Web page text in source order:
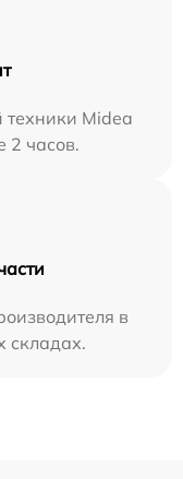
техники Midea
2 часов.
в
складах.